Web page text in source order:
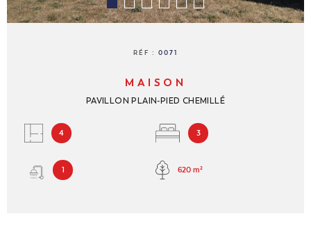
NOUS
RÉF : 0071
MAISON
PAVILLON PLAIN-PIED CHEMILLÉ
4 3
1 620 m²